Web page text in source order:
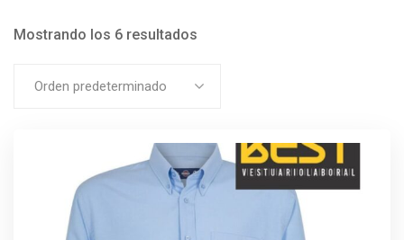
Mostrando los 6 resultados
Orden predeterminado